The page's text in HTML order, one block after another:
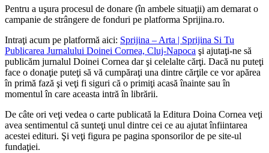
Pentru a uşura procesul de donare (în ambele situaţii) am demarat o
campanie de strângere de fonduri pe platforma Sprijina.ro.
Intraţi acum pe platformă aici: Sprijina – Arta | Sprijina Si Tu
Publicarea Jurnalului Doinei Cornea, Cluj-Napoca şi ajutaţi-ne să
publicăm jurnalul Doinei Cornea dar şi celelalte cărţi. Dacă nu puteţi
face o donaţie puteţi să vă cumpăraţi una dintre cărţile ce vor apărea
în primă fază şi veţi fi siguri că o primiţi acasă înainte sau în
momentul în care aceasta intră în librării.
De câte ori veţi vedea o carte publicată la Editura Doina Cornea veţi
avea sentimentul că sunteţi unul dintre cei ce au ajutat înfiintarea
acestei edituri. Şi veţi figura pe pagina sponsorilor de pe site-ul
fundaţiei.